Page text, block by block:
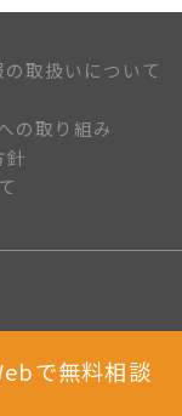
で無料相談
取扱いについて
の取り組み
針